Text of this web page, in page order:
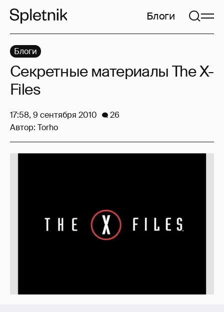
Блоги
Блоги
Секретные материалы The X-
Files
17:58, 9 сентября 2010
26
Автор: Torho